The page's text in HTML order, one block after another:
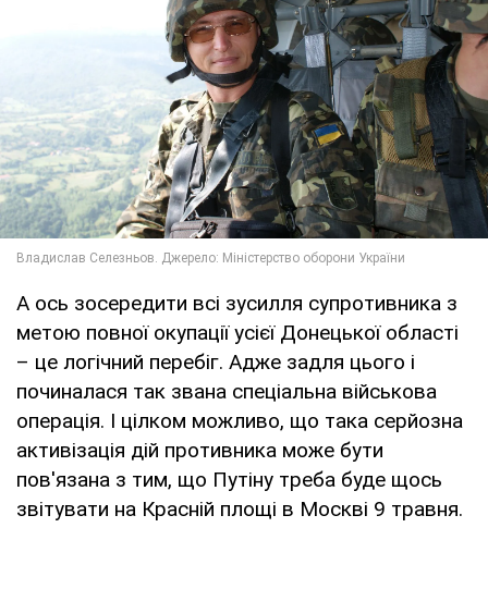
А ось зосередити всі зусилля супротивника з
метою повної окупації усієї Донецької області
– це логічний перебіг. Адже задля цього і
починалася так звана спеціальна військова
операція. І цілком можливо, що така серйозна
активізація дій противника може бути
пов'язана з тим, що Путіну треба буде щось
звітувати на Красній площі в Москві 9 травня.